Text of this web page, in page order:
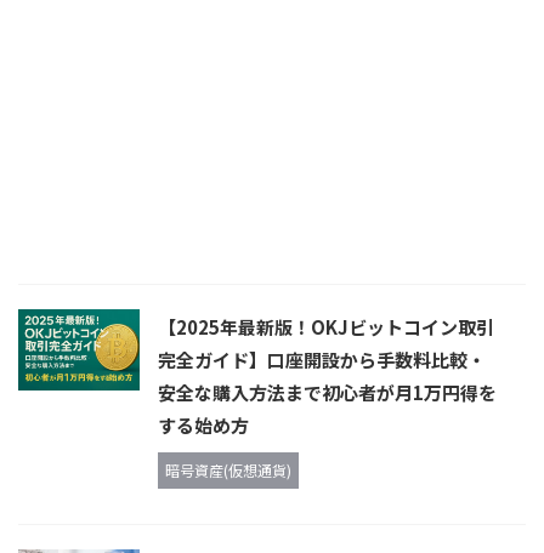
【2025年最新版！OKJビットコイン取引
完全ガイド】口座開設から手数料比較・
安全な購入方法まで初心者が月1万円得を
する始め方
暗号資産(仮想通貨)